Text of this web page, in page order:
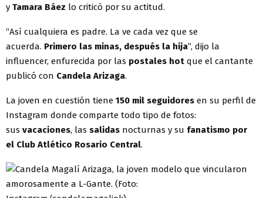
y Tamara Báez lo criticó por su actitud.
“Así cualquiera es padre. La ve cada vez que se
acuerda. Primero las minas, después la hija”, dijo la
influencer, enfurecida por las postales hot que el cantante
publicó con Candela Arizaga.
La joven en cuestión tiene 150 mil seguidores en su perfil de
Instagram donde comparte todo tipo de fotos:
sus vacaciones, las salidas nocturnas y su fanatismo por
el Club Atlético Rosario Central.